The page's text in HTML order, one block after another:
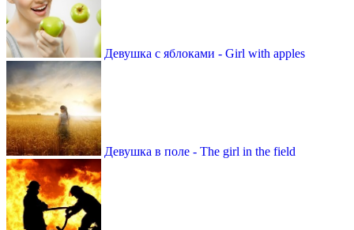
Девушка с яблоками - Girl with apples
Девушка в поле - The girl in the field